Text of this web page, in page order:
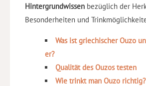
Hintergrundwissen bezüglich der
Besonderheiten und
Was ist griechischer Ouzo
er?
Qualität des Ouzos testen
Wie trinkt man Ouzo richtig?